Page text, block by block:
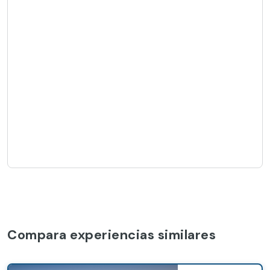
Compara experiencias similares